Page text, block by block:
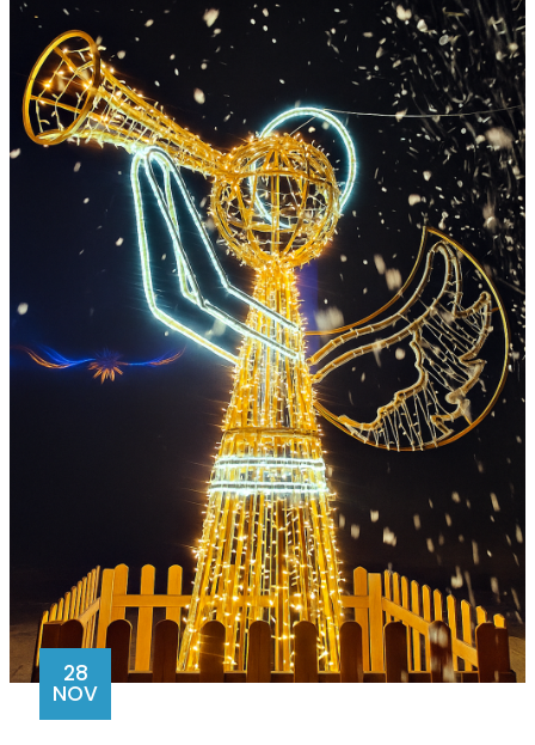
28
NOV